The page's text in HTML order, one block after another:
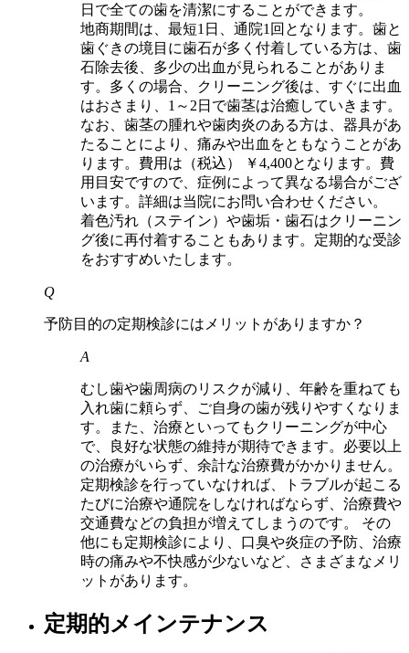
日で全ての歯を清潔にすることができます。
地商期間は、最短1日、通院1回となります。歯と
歯ぐきの境目に歯石が多く付着している方は、歯
石除去後、多少の出血が見られることがありま
す。多くの場合、クリーニング後は、すぐに出血
はおさまり、1～2日で歯茎は治癒していきます。
なお、歯茎の腫れや歯肉炎のある方は、器具があ
たることにより、痛みや出血をともなうことがあ
ります。費用は（税込） ￥4,400となります。費
用目安ですので、症例によって異なる場合がござ
います。詳細は当院にお問い合わせください。
着色汚れ（ステイン）や歯垢・歯石はクリーニン
グ後に再付着することもあります。定期的な受診
をおすすめいたします。
Q
予防目的の定期検診にはメリットがありますか？​
A
むし歯や歯周病のリスクが減り、年齢を重ねても
入れ歯に頼らず、ご自身の歯が残りやすくなりま
す。また、治療といってもクリーニングが中心
で、良好な状態の維持が期待できます。必要以上
の治療がいらず、余計な治療費がかかりません。
定期検診を行っていなければ、トラブルが起こる
たびに治療や通院をしなければならず、治療費や
交通費などの負担が増えてしまうのです。 その
他にも定期検診により、口臭や炎症の予防、治療
時の痛みや不快感が少ないなど、さまざまなメリ
ットがあります。
定期的メインテナンス